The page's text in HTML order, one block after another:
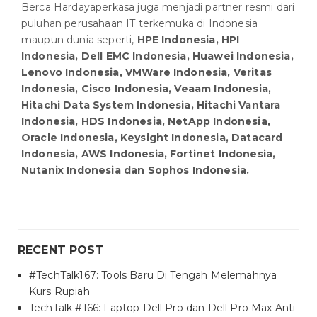
Berca Hardayaperkasa juga menjadi partner resmi dari
puluhan perusahaan IT terkemuka di Indonesia
maupun dunia seperti, HPE Indonesia, HPI
Indonesia, Dell EMC Indonesia, Huawei Indonesia,
Lenovo Indonesia, VMWare Indonesia, Veritas
Indonesia, Cisco Indonesia, Veaam Indonesia,
Hitachi Data System Indonesia, Hitachi Vantara
Indonesia, HDS Indonesia, NetApp Indonesia,
Oracle Indonesia, Keysight Indonesia, Datacard
Indonesia, AWS Indonesia, Fortinet Indonesia,
Nutanix Indonesia dan Sophos Indonesia.
RECENT POST
#TechTalk167: Tools Baru Di Tengah Melemahnya
Kurs Rupiah
TechTalk #166: Laptop Dell Pro dan Dell Pro Max Anti